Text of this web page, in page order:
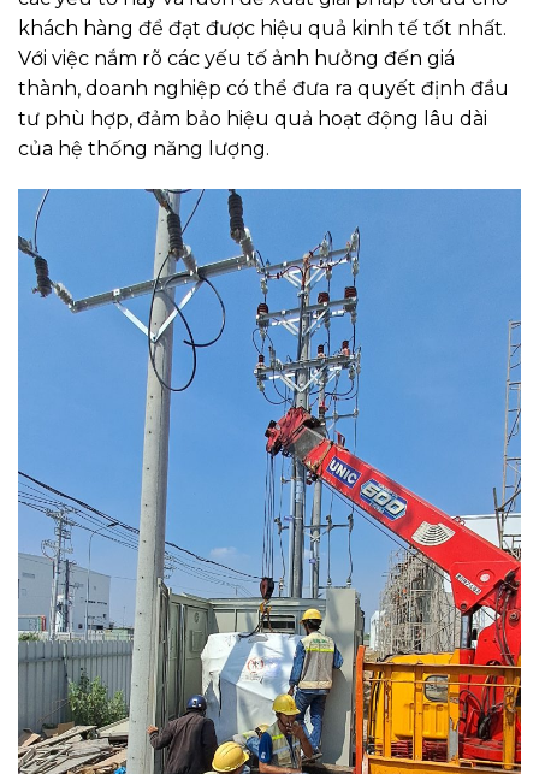
khách hàng để đạt được hiệu quả kinh tế tốt nhất.
Với việc nắm rõ các yếu tố ảnh hưởng đến giá
thành, doanh nghiệp có thể đưa ra quyết định đầu
tư phù hợp, đảm bảo hiệu quả hoạt động lâu dài
của hệ thống năng lượng.